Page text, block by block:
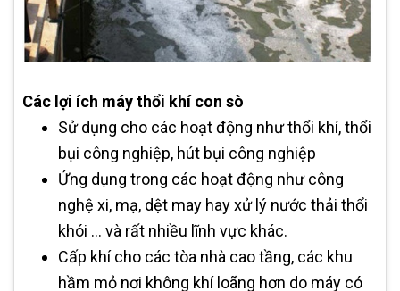
Các lợi ích máy thổi khí con sò
Sử dụng cho các hoạt động như thổi khí, thổi
bụi công nghiệp, hút bụi công nghiệp
Ứng dụng trong các hoạt động như công
nghệ xi, mạ, dệt may hay xử lý nước thải thổi
khói … và rất nhiều lĩnh vực khác.
Cấp khí cho các tòa nhà cao tầng, các khu
hầm mỏ nơi không khí loãng hơn do máy có